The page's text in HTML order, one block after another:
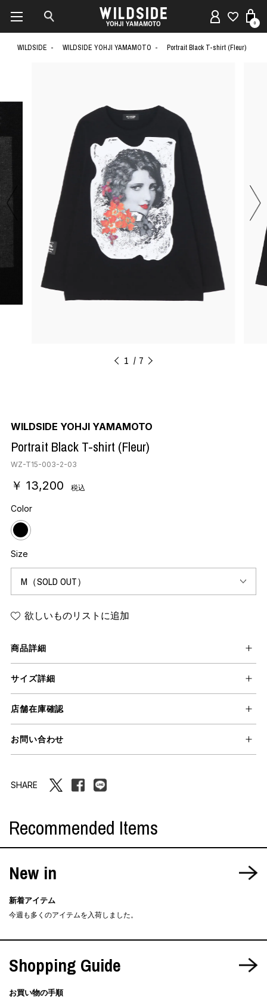
0
WILDSIDE WILDSIDE YOHJI YAMAMOTO Portrait Black T-shirt (Fleur)
1 7
WILDSIDE YOHJI YAMAMOTO
Portrait Black T-shirt (Fleur)
WZ-T15-003-2-03
￥ 13,200 税込
Color
Size
欲しいものリストに追加
商品詳細
サイズ詳細
店舗在庫確認
お問い合わせ
SHARE
Recommended Items
New in
新着アイテム
今週も多くのアイテムを入荷しました。
Shopping Guide
お買い物の手順